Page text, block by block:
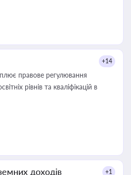
+14
правове регулювання
рівнів та кваліфікацій в
доходів +1